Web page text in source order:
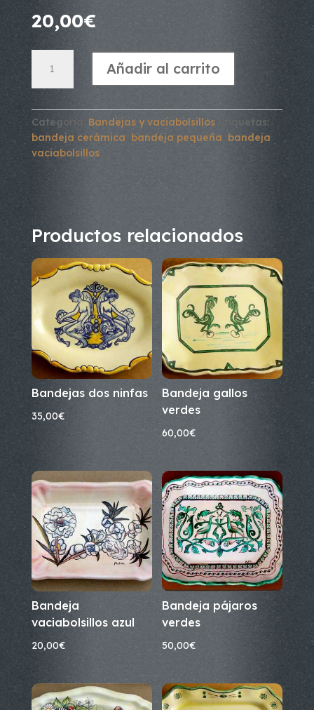
20,00€
vaciabolsillos
coral
Añadir al carrito
Categoría: Bandejas y vaciabolsillos
Etiquetas:
bandeja cerámica bandeja pequeña bandeja
vaciabolsillos
Productos relacionados
Bandejas dos ninfas
35,00€
Bandeja gallos
verdes
60,00€
Bandeja
vaciabolsillos azul
20,00€
Bandeja pájaros
verdes
50,00€